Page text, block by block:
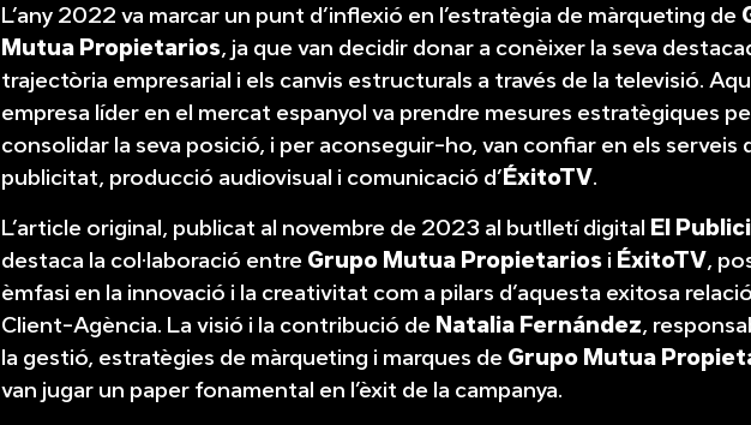
L’any 2022 va marcar un punt d’inflexió en l’estratègia de màrqueting de
Mutua Propietarios, ja que van decidir donar a conèixer la seva
trajectòria empresarial i els canvis estructurals a través de la televisió.
empresa líder en el mercat espanyol va prendre mesures estratègiques
consolidar la seva posició, i per aconseguir-ho, van confiar en els serveis
publicitat, producció audiovisual i comunicació d’ ÉxitoTV.
L’article original, publicat al novembre de 2023 al butlletí digital El
destaca la col·laboració entre Grupo Mutua Propietarios i ÉxitoTV,
èmfasi en la innovació i la creativitat com a pilars d’aquesta exitosa relació
Client-Agència. La visió i la contribució de Natalia Fernández,
la gestió, estratègies de màrqueting i marques de Grupo Mutua
van jugar un paper fonamental en l’èxit de la campanya.